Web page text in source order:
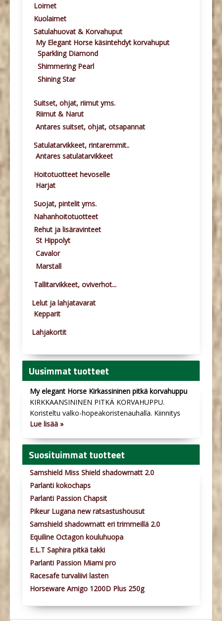
Loimet
Kuolaimet
Satulahuovat & Korvahuput
My Elegant Horse käsintehdyt korvahuput
Sparkling Diamond
Shimmering Pearl
Shining Star
Suitset, ohjat, riimut yms.
Riimut & Narut
Antares suitset, ohjat, otsapannat
Satulatarvikkeet, rintaremmit..
Antares satulatarvikkeet
Hoitotuotteet hevoselle
Harjat
Suojat, pintelit yms.
Nahanhoitotuotteet
Rehut ja lisäravinteet
St Hippolyt
Cavalor
Marstall
Tallitarvikkeet, oviverhot...
Lelut ja lahjatavarat
Kepparit
Lahjakortit
Uusimmat tuotteet
My elegant Horse Kirkassininen pitkä korvahuppu
KIRKKAANSININEN PITKÄ KORVAHUPPU.
Koristeltu valko-hopeakoristenauhalla. Kiinnitys
Lue lisää »
Suosituimmat tuotteet
Samshield Miss Shield shadowmatt 2.0
Parlanti kokochaps
Parlanti Passion Chapsit
Pikeur Lugana new ratsastushousut
Samshield shadowmatt eri trimmeillä 2.0
Equiline Octagon kouluhuopa
E.L.T Saphira pitkä takki
Parlanti Passion Miami pro
Racesafe turvaliivi lasten
Horseware Amigo 1200D Plus 250g